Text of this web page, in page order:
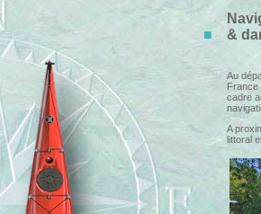
■
&
Au
France
cadre
A
littoral